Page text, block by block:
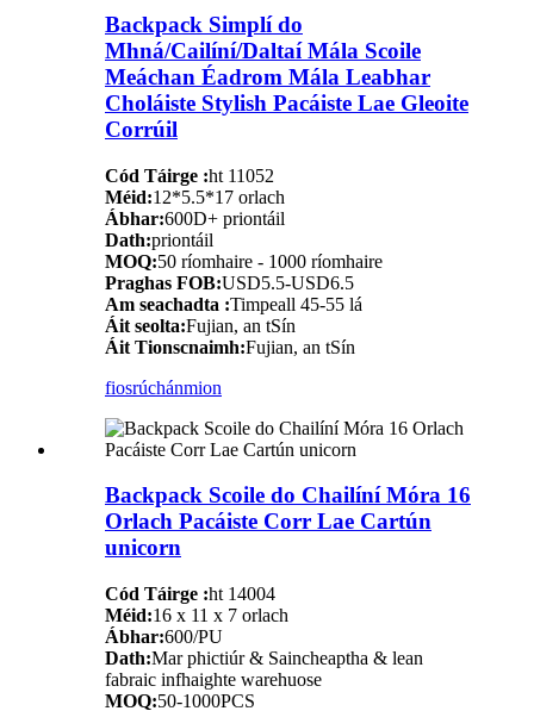
Backpack Simplí do
Mhná/Cailíní/Daltaí Mála Scoile
Meáchan Éadrom Mála Leabhar
Choláiste Stylish Pacáiste Lae Gleoite
Corrúil
Cód Táirge :ht 11052
Méid:12*5.5*17 orlach
Ábhar:600D+ priontáil
Dath:priontáil
MOQ:50 ríomhaire - 1000 ríomhaire
Praghas FOB:USD5.5-USD6.5
Am seachadta :Timpeall 45-55 lá
Áit seolta:Fujian, an tSín
Áit Tionscnaimh:Fujian, an tSín
fiosrúchánmion
Backpack Scoile do Chailíní Móra 16
Orlach Pacáiste Corr Lae Cartún
unicorn
Cód Táirge :ht 14004
Méid:16 x 11 x 7 orlach
Ábhar:600/PU
Dath:Mar phictiúr & Saincheaptha & lean
fabraic infhaighte warehuose
MOQ:50-1000PCS